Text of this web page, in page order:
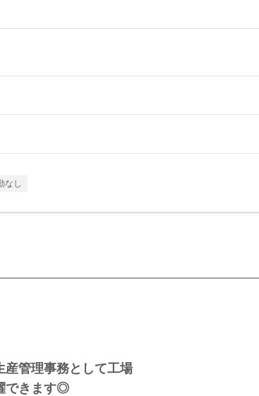
なし
産管理事務として工場
できます◎